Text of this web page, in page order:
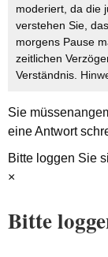
moderiert, da die
verstehen Sie,
morgens Pause
zeitlichen
Verständnis.
Sie müssen
eine Antwort
Bitte loggen Sie
×
Bitte